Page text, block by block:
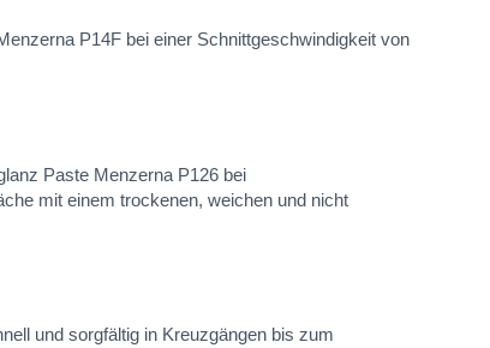
P14F bei einer Schnittgeschwindigkeit von
Paste Menzerna P126 bei
mit einem trockenen, weichen und nicht
und sorgfältig in Kreuzgängen bis zum